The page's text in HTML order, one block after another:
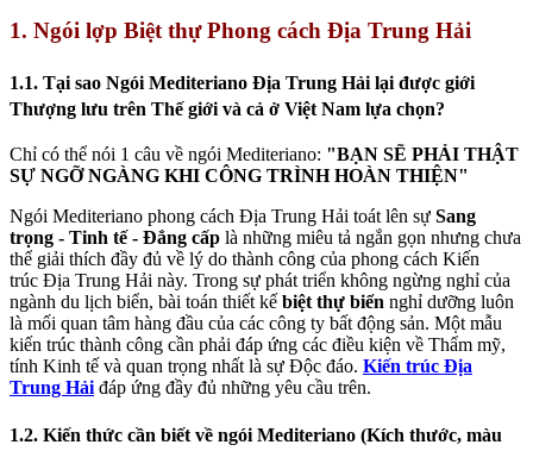
1. Ngói lợp Biệt thự Phong cách Địa Trung Hải
1.1. Tại sao Ngói Mediteriano Địa Trung Hải lại được giới
Thượng lưu trên Thế giới và cả ở Việt Nam lựa chọn?
Chỉ có thể nói 1 câu về ngói Mediteriano: "BẠN SẼ PHẢI THẬT
SỰ NGỠ NGÀNG KHI CÔNG TRÌNH HOÀN THIỆN"
Ngói Mediteriano phong cách Địa Trung Hải toát lên sự Sang
trọng - Tinh tế - Đẳng cấp là những miêu tả ngắn gọn nhưng chưa
thể giải thích đầy đủ về lý do thành công của phong cách Kiến
trúc Địa Trung Hải này. Trong sự phát triển không ngừng nghỉ của
ngành du lịch biển, bài toán thiết kế biệt thự biển nghỉ dưỡng luôn
là mối quan tâm hàng đầu của các công ty bất động sản. Một mẫu
kiến trúc thành công cần phải đáp ứng các điều kiện về Thẩm mỹ,
tính Kinh tế và quan trọng nhất là sự Độc đáo. Kiến trúc Địa
Trung Hải đáp ứng đầy đủ những yêu cầu trên.
1.2. Kiến thức cần biết về ngói Mediteriano (Kích thước, màu